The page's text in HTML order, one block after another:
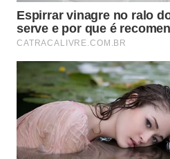
Faça a poutine nesta ordem:
prepare batatas fritas
aqueça o gravy até ficar
corte queijo coalho ou
coloque as batatas ainda